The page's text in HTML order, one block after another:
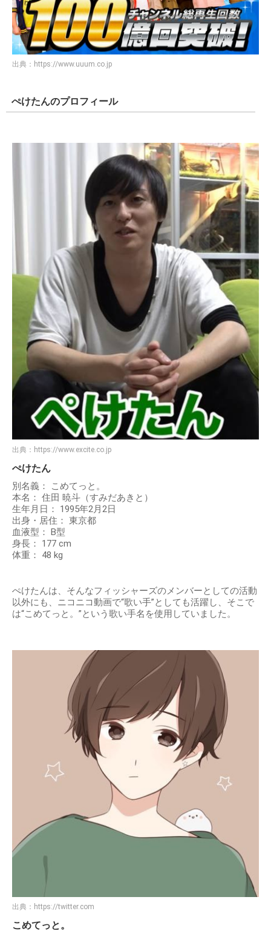
出典： https://www.uuum.co.jp
ぺけたんのプロフィール
出典： https://www.excite.co.jp
ぺけたん
別名義： こめてっと。
本名： 住田 暁斗（すみだあきと）
生年月日： 1995年2月2日
出身・居住： 東京都
血液型： B型
身長： 177 cm
体重： 48 kg
ぺけたんは、そんなフィッシャーズのメンバーとしての活動
以外にも、ニコニコ動画で“歌い手”としても活躍し、そこで
は“こめてっと。”という歌い手名を使用していました。
出典： https://twitter.com
こめてっと。